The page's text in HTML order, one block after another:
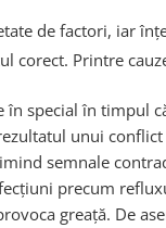
de factori, iar
corect. Printre
în special în timpul
unui
semnale
precum
greață. De